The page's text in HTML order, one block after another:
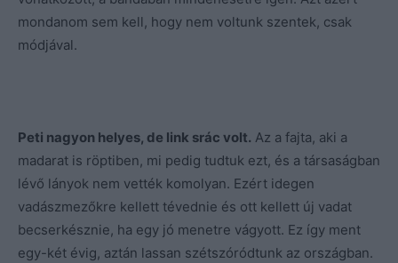
mondanom sem kell, hogy nem voltunk szentek, csak
módjával.
Peti nagyon helyes, de link srác volt. Az a fajta, aki a
madarat is röptiben, mi pedig tudtuk ezt, és a társaságban
lévő lányok nem vették komolyan. Ezért idegen
vadászmezőkre kellett tévednie és ott kellett új vadat
becserkésznie, ha egy jó menetre vágyott. Ez így ment
egy-két évig, aztán lassan szétszóródtunk az országban.